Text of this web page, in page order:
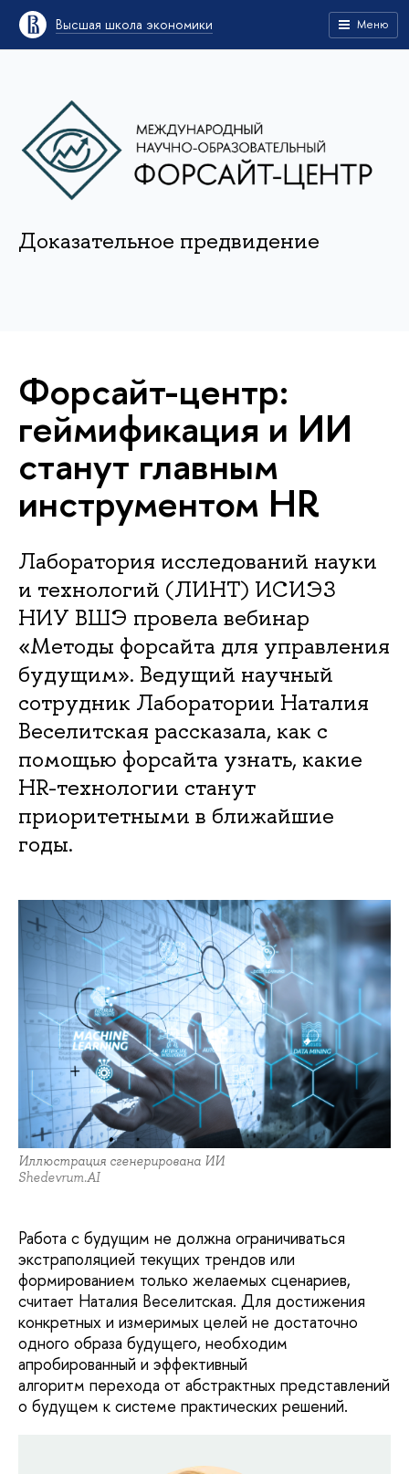
Высшая школа экономики Меню
Доказательное предвидение
Форсайт-центр:
геймификация и ИИ
станут главным
инструментом HR
Лаборатория исследований науки
и технологий (ЛИНТ) ИСИЭЗ
НИУ ВШЭ провела вебинар
«Методы форсайта для управления
будущим». Ведущий научный
сотрудник Лаборатории Наталия
Веселитская рассказала, как с
помощью форсайта узнать, какие
HR-технологии станут
приоритетными в ближайшие
годы.
Иллюстрация сгенерирована ИИ
Shedevrum.AI
Работа с будущим не должна ограничиваться
экстраполяцией текущих трендов или
формированием только желаемых сценариев,
считает Наталия Веселитская. Для достижения
конкретных и измеримых целей не достаточно
одного образа будущего, необходим
апробированный и эффективный
алгоритм перехода от абстрактных представлений
о будущем к системе практических решений.